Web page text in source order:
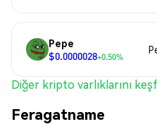
Pepe
$0.0000028+0.50%
Diğer kripto varlıklarını
Feragatname